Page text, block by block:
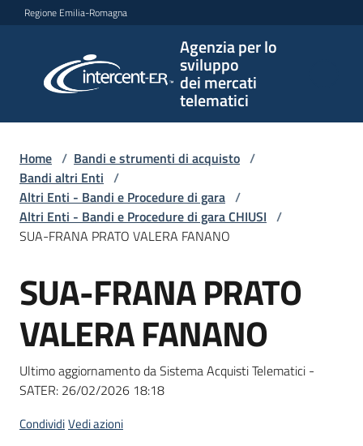
Vai al contenuto
Vai alla navigazione
Vai al footer
Regione Emilia-Romagna
Agenzia per lo
sviluppo
dei mercati
telematici
per lo
sviluppo
telematici
L'Agenzia
Bandi
strumenti
acquisto
Home / Bandi e strumenti di acquisto /
Bandi altri Enti /
Altri Enti - Bandi e Procedure di gara /
Altri Enti - Bandi e Procedure di gara CHIUSI /
SUA-FRANA PRATO VALERA FANANO
Salta al contenuto
SUA-FRANA PRATO
VALERA FANANO
Ultimo aggiornamento da Sistema Acquisti Telematici -
SATER: 26/02/2026 18:18
CondividiVedi azioni